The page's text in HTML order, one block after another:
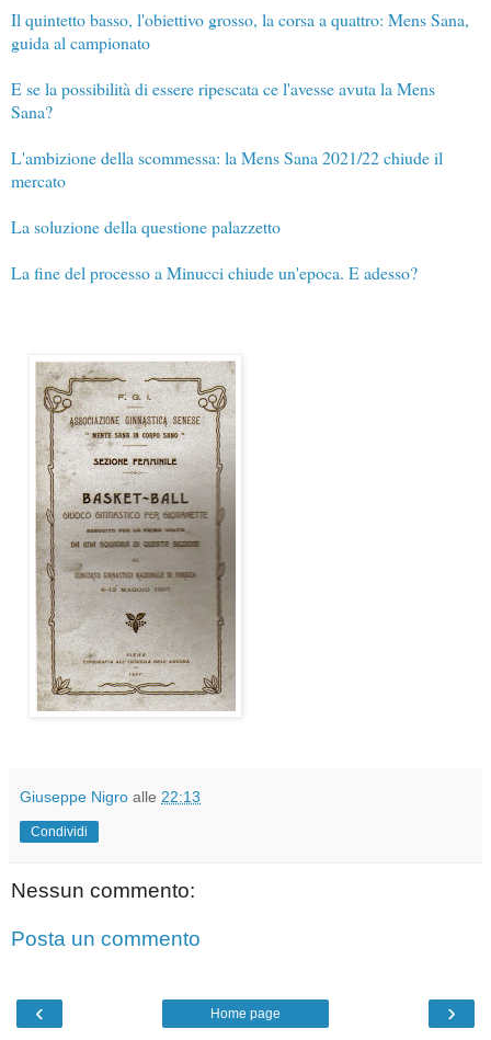
Il quintetto basso, l'obiettivo grosso, la corsa a quattro: Mens Sana,
guida al campionato
E se la possibilità di essere ripescata ce l'avesse avuta la Mens
Sana?
L'ambizione della scommessa: la Mens Sana 2021/22 chiude il
mercato
La soluzione della questione palazzetto
La fine del processo a Minucci chiude un'epoca. E adesso?
Giuseppe Nigro alle 22:13
Condividi
Nessun commento:
Posta un commento
‹ ›
Home page